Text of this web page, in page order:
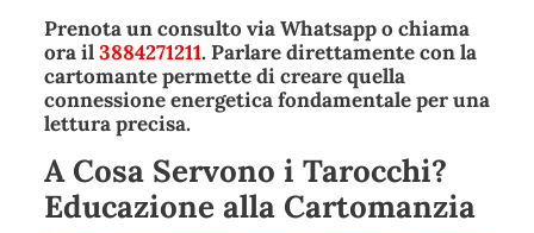
Prenota un consulto via Whatsapp o chiama
ora il3884271211. Parlare direttamente con la
cartomante permette di creare quella
connessione energetica fondamentale per una
lettura precisa.
A Cosa Servono i Tarocchi?
Educazione alla Cartomanzia